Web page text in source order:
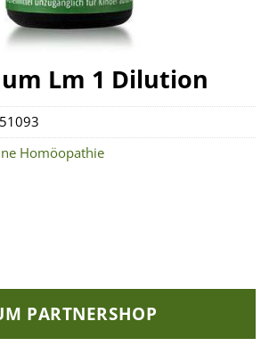
Lm 1 Dilution
PARTNERSHOP
Homöopathie